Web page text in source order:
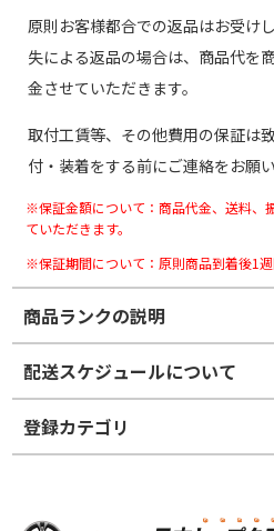
原則お客様都合での返品はお受け
失による返品の場合は、商品代を
金させていただきます。
取付工賃等、その他費用の保証は
付・装着をする前にご連絡をお願
※保証金額について：商品代金、送料、
ていただきます。
※保証期間について：原則商品到着後1週
商品ランクの説明
※商品ランクは出品者の主観によ
かじめご了承く
ホイールランク
配送スケジュールについて
登録カテゴリ
タイヤホイールセット